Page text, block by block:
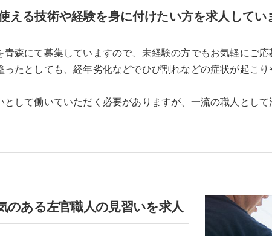
える技術や経験を身に付けたい方を求人してい
森にて募集していますので、未経験の方でもお気軽にご
たとしても、経年劣化などでひび割れなどの症状が起こ
して働いていただく必要がありますが、一流の職人として
ある左官職人の見習いを求人